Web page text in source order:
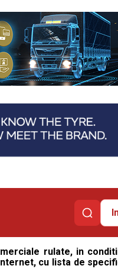
rulate, in
cu lista de